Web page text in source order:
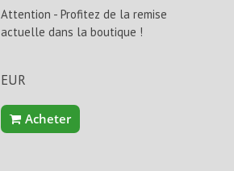
Attention - Profitez de la remise
actuelle dans la boutique !
EUR
Acheter